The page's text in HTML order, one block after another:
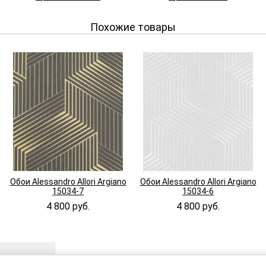
Похожие товары
Обои Alessandro Allori Argiano
15034-7
4 800 руб.
Обои Alessandro Allori Argiano
15034-6
4 800 руб.